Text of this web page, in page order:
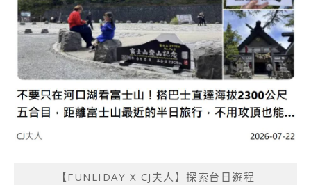
【FUNLIDAY X CJ夫人】探索台日遊程